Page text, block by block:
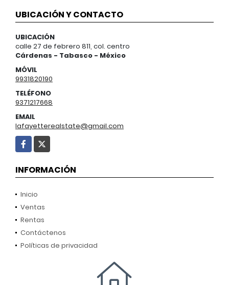
UBICACIÓN Y CONTACTO
UBICACIÓN
calle 27 de febrero 811, col. centro
Cárdenas - Tabasco - México
MÓVIL
9931820190
TELÉFONO
9371217668
EMAIL
lafayetterealstate@gmail.com
Facebook
X
INFORMACIÓN
Inicio
Ventas
Rentas
Contáctenos
Políticas de privacidad